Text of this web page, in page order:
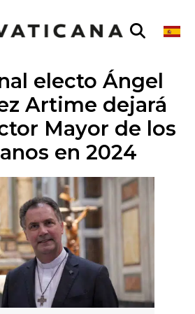
electo Ángel
Artime dejará
Mayor de los
en 2024